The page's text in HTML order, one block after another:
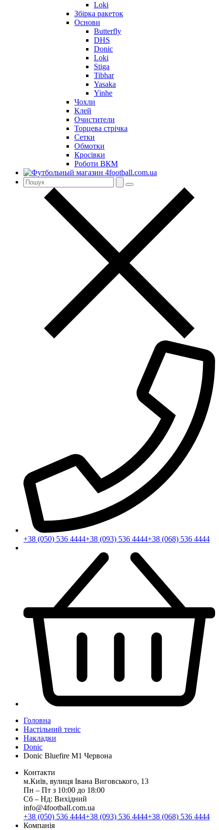
Loki
Збірка ракеток
Основи
Butterfly
DHS
Donic
Loki
Stiga
Tibhar
Yasaka
Yinhe
Чохли
Клей
Очистители
Торцева стрічка
Сетки
Обмотки
Кросівки
Роботи ВКМ
+38 (050) 536 4444+38 (093) 536 4444+38 (068) 536 4444
Головна
Настільний теніс
Накладки
Donic
Donic Bluefire M1 Червона
Контакти
м.Київ, вулиця Івана Виговського, 13
Пн ‒ Пт з 10:00 до 18:00
Сб ‒ Нд: Вихідний
info@4football.com.ua
+38 (050) 536 4444+38 (093) 536 4444+38 (068) 536 4444
Компанія